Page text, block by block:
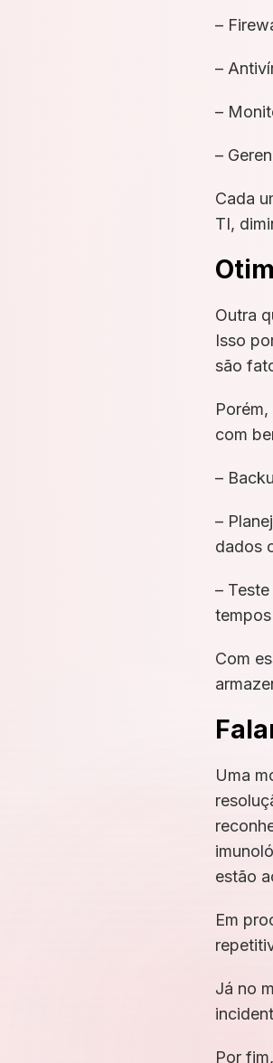
–
–
–
–
Cada
TI,
Outra
Isso
são
com
–
–
dados
–
Com
Uma
estão
Em
Já no
Por